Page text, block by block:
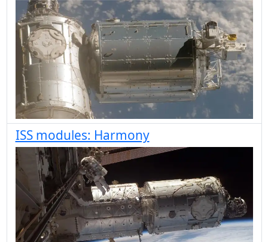
ISS modules: Harmony